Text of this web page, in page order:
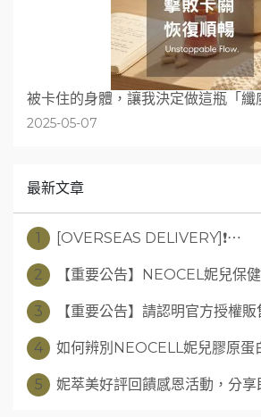
被卡住的身體，讓我決定做這瓶「纖
2025-05-07
最新文章
1 [OVERSEAS DELIVERY]❗⋯
2 【重要公告】NEOCEL妮兒保
3 【重要公告】請認明官方授權販
4 如何辨別NEOCELL妮兒膠原
5 妮萃美好評回饋感恩活動，分享